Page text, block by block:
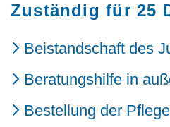
Zuständig für 25
Beistandschaft des
Beratungshilfe in
Bestellung der